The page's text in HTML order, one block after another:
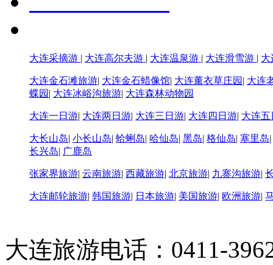
大连采摘游 | 大连高尔夫游 | 大连温泉游 | 大连滑雪游 |
大连金石滩旅游| 大连金石蜡像馆| 大连薰衣草庄园 | 大连
蝶园 | 大连冰峪沟旅游| 大连森林动物园
大连一日游| 大连两日游| 大连三日游| 大连四日游| 大连五
大长山岛| 小长山岛| 蛤蜊岛| 哈仙岛| 黑岛| 格仙岛| 塞里岛|
长兴岛| 广鹿岛
张家界旅游| 云南旅游| 西藏旅游| 北京旅游| 九寨沟旅游|
大连邮轮旅游| 韩国旅游| 日本旅游| 美国旅游| 欧洲旅游|
大连旅游电话：0411-